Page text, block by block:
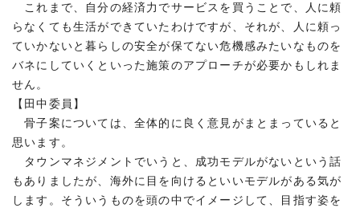
これまで、自分の経済力でサービスを買うことで、人に頼
らなくても生活ができていたわけですが、それが、人に頼っ
ていかないと暮らしの安全が保てない危機感みたいなものを
バネにしていくといった施策のアプローチが必要かもしれま
せん。
【田中委員】
骨子案については、全体的に良く意見がまとまっていると
思います。
タウンマネジメントでいうと、成功モデルがないという話
もありましたが、海外に目を向けるといいモデルがある気が
します。そういうものを頭の中でイメージして、目指す姿を